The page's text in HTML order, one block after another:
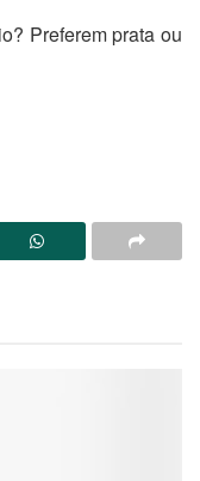
Preferem prata ou